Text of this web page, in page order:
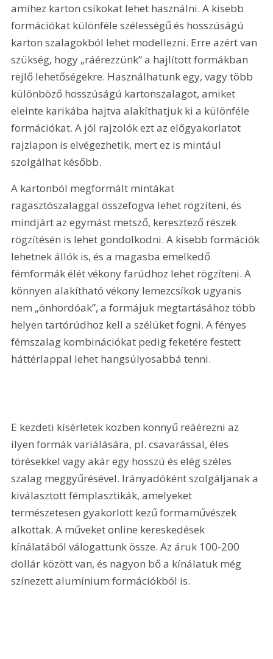
amihez karton csíkokat lehet használni. A kisebb
formációkat különféle szélességű és hosszúságú
karton szalagokból lehet modellezni. Erre azért van
szükség, hogy „ráérezzünk” a hajlított formákban
rejlő lehetőségekre. Használhatunk egy, vagy több
különböző hosszúságú kartonszalagot, amiket
eleinte karikába hajtva alakíthatjuk ki a különféle
formációkat. A jól rajzolók ezt az előgyakorlatot
rajzlapon is elvégezhetik, mert ez is mintául
szolgálhat később.
A kartonból megformált mintákat
ragasztószalaggal összefogva lehet rögzíteni, és
mindjárt az egymást metsző, keresztező részek
rögzítésén is lehet gondolkodni. A kisebb formációk
lehetnek állók is, és a magasba emelkedő
fémformák élét vékony farúdhoz lehet rögzíteni. A
könnyen alakítható vékony lemezcsíkok ugyanis
nem „önhordóak”, a formájuk megtartásához több
helyen tartórúdhoz kell a szélüket fogni. A fényes
fémszalag kombinációkat pedig feketére festett
háttérlappal lehet hangsúlyosabbá tenni.
E kezdeti kísérletek közben könnyű reáérezni az
ilyen formák variálására, pl. csavarással, éles
törésekkel vagy akár egy hosszú és elég széles
szalag meggyűrésével. Irányadóként szolgáljanak a
kiválasztott fémplasztikák, amelyeket
természetesen gyakorlott kezű formaművészek
alkottak. A műveket online kereskedések
kínálatából válogattunk össze. Az áruk 100-200
dollár között van, és nagyon bő a kínálatuk még
színezett alumínium formációkból is.